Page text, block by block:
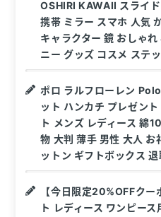
OSHIRI KAWAII スライ
携帯 ミラー スマホ 人気
キャラクター 鏡 おしゃ
ニー グッズ コスメ ステ
ポロ ラルフローレン
ット ハンカチ プレゼン
ト メンズ レディース 綿
物 大判 薄手 男性 大人 お
ットン ギフトボックス 退
【今日限定20%OFFク
ト レディース ワンピー